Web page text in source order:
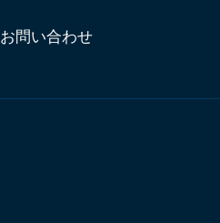
お問い合わせ